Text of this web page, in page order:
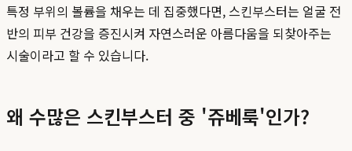
특정 부위의 볼륨을 채우는 데 집중했다면, 스킨부스터는 얼굴 전
반의 피부 건강을 증진시켜 자연스러운 아름다움을 되찾아주는
시술이라고 할 수 있습니다.
왜 수많은 스킨부스터 중 '쥬베룩'인가?